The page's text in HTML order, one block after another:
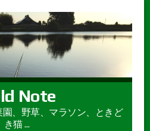
Note
、野草、マラソン、ときど
き猫 ...